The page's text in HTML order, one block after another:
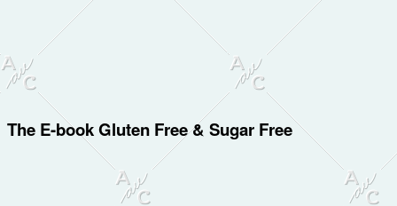
The E-book Gluten Free & Sugar Free